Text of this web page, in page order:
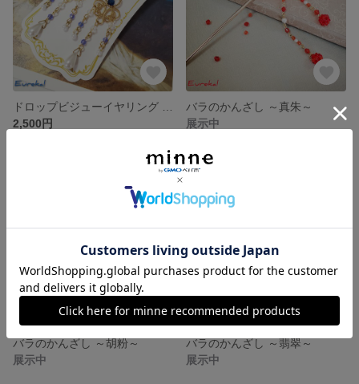
2,500円
バラのかんざし ～真朱～
展示中
バラのかんざし ～胡粉～
展示中
バラのかんざし ～翡翠～
展示中